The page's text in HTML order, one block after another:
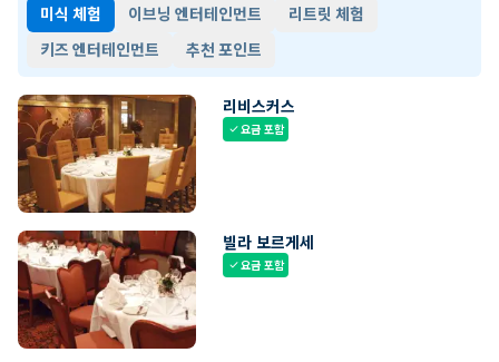
미식 체험 이브닝 엔터테인먼트
리트릿 체험
키즈 엔터테인먼트
추천 포인트
리비스커스
check요금 포함
빌라 보르게세
check요금 포함